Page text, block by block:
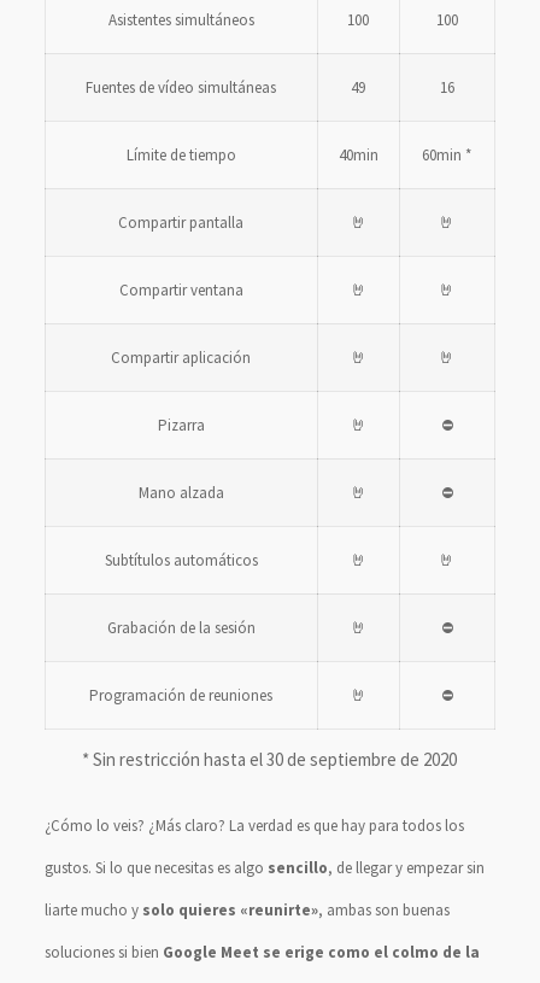
Asistentes simultáneos 100 100
Fuentes de vídeo simultáneas 49 16
Límite de tiempo 40min 60min *
Compartir pantalla 🤘 🤘
Compartir ventana 🤘 🤘
Compartir aplicación 🤘 🤘
Pizarra 🤘 ⛔
Mano alzada 🤘 ⛔
Subtítulos automáticos 🤘 🤘
Grabación de la sesión 🤘 ⛔
Programación de reuniones 🤘 ⛔
* Sin restricción hasta el 30 de septiembre de 2020
¿Cómo lo veis? ¿Más claro? La verdad es que hay para todos los
gustos. Si lo que necesitas es algo sencillo, de llegar y empezar sin
liarte mucho y solo quieres «reunirte», ambas son buenas
soluciones si bien Google Meet se erige como el colmo de la